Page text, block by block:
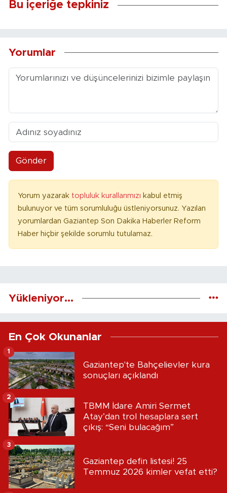
Bu içeriğe tepkiniz
Yorumlar
Gönder
Yorum yazarak topluluk kurallarımızı kabul etmiş
bulunuyor ve tüm sorumluluğu üstleniyorsunuz. Yazılan
yorumlardan Gaziantep Son Dakika Haberler Reform
Haber hiçbir şekilde sorumlu tutulamaz.
Yükleniyor...
En Çok Okunanlar
Gaziantep'te Bahçelievler kura
sonuçları açıklandı
1
TBMM İdare Amiri Sermet
Atay’dan trol hesaplara sert
çıkış: “Seni bulacağım”
2
Gaziantep defin listesi! 25
Temmuz 2026 kimler vefat etti?
3